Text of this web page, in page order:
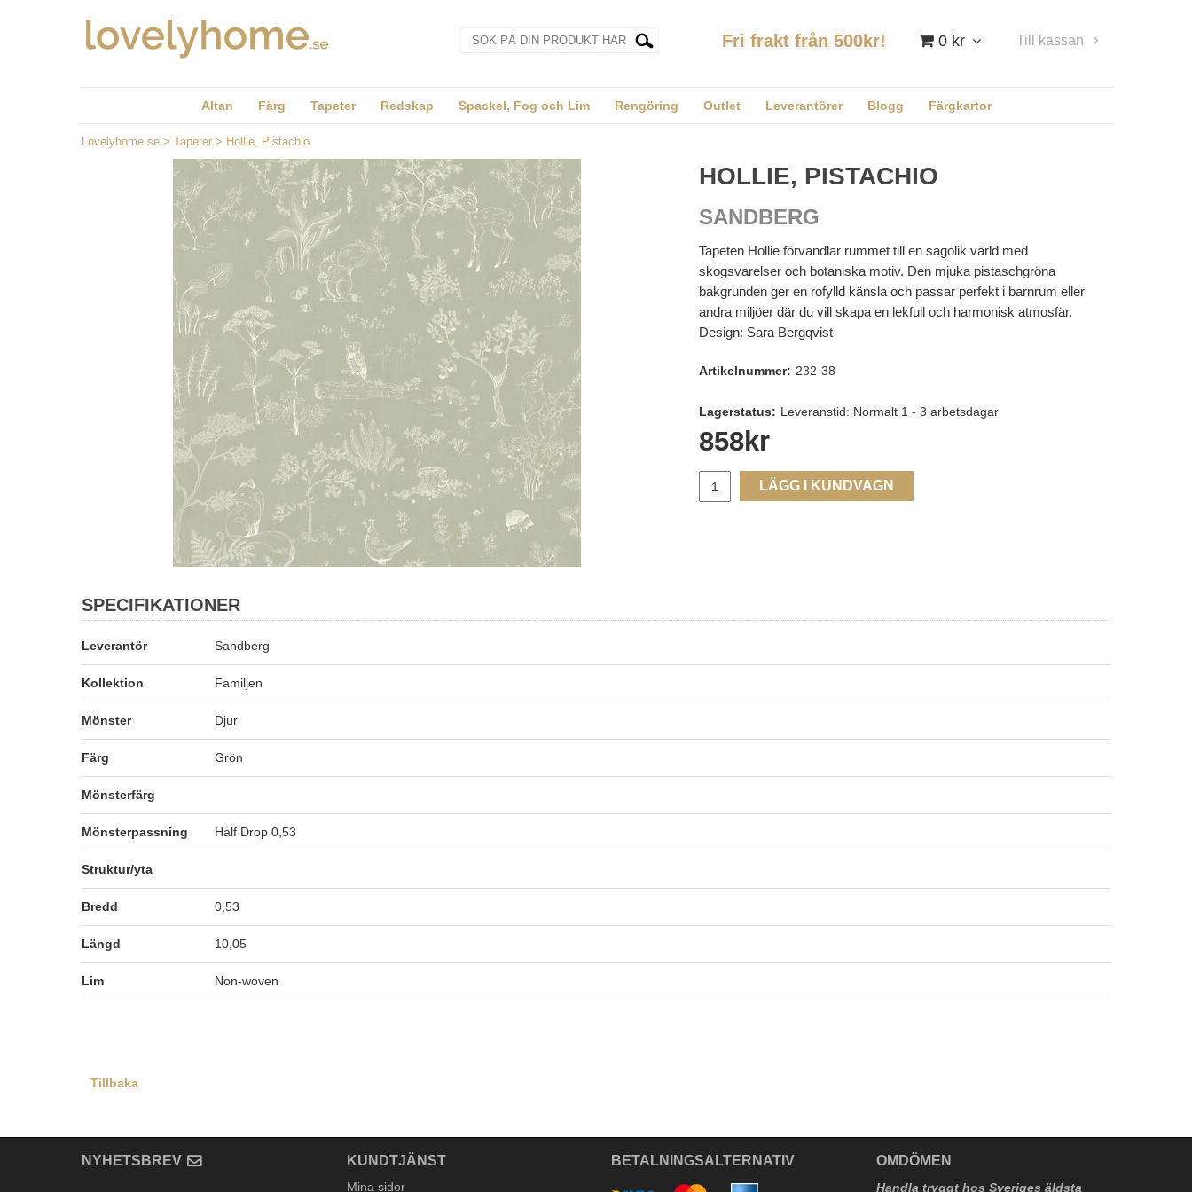
0 kr Till kassan
Fri frakt från 500kr!
Altan Färg Tapeter Redskap Spackel, Fog och Lim Rengöring Outlet Leverantörer Blogg Färgkartor
Lovelyhome.se > Tapeter > Hollie, Pistachio
HOLLIE, PISTACHIO
SANDBERG
Tapeten Hollie förvandlar rummet till en sagolik värld med
skogsvarelser och botaniska motiv. Den mjuka pistaschgröna
bakgrunden ger en rofylld känsla och passar perfekt i barnrum eller
andra miljöer där du vill skapa en lekfull och harmonisk atmosfär.
Design: Sara Bergqvist
Artikelnummer: 232-38
Lagerstatus: Leveranstid: Normalt 1 - 3 arbetsdagar
858kr
LÄGG I KUNDVAGN
SPECIFIKATIONER
Leverantör Sandberg
Kollektion Familjen
Mönster Djur
Färg Grön
Mönsterfärg
Mönsterpassning Half Drop 0,53
Struktur/yta
Bredd 0,53
Längd 10,05
Lim Non-woven
Tillbaka
NYHETSBREV KUNDTJÄNST
Mina sidor
BETALNINGSALTERNATIV OMDÖMEN
Handla tryggt hos Sveriges äldsta